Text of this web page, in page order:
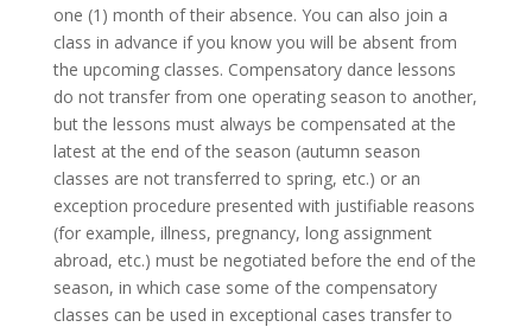
one (1) month of their absence. You can also join a
class in advance if you know you will be absent from
the upcoming classes. Compensatory dance lessons
do not transfer from one operating season to another,
but the lessons must always be compensated at the
latest at the end of the season (autumn season
classes are not transferred to spring, etc.) or an
exception procedure presented with justifiable reasons
(for example, illness, pregnancy, long assignment
abroad, etc.) must be negotiated before the end of the
season, in which case some of the compensatory
classes can be used in exceptional cases transfer to